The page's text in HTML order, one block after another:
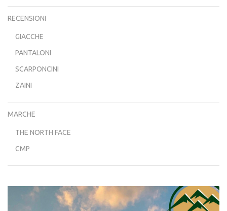
RECENSIONI
GIACCHE
PANTALONI
SCARPONCINI
ZAINI
MARCHE
THE NORTH FACE
CMP